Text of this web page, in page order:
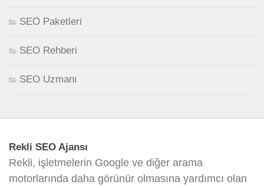
SEO Paketleri
SEO Rehberi
SEO Uzmanı
Rekli SEO Ajansı
Rekli, işletmelerin Google ve diğer arama
motorlarında daha görünür olmasına yardımcı olan